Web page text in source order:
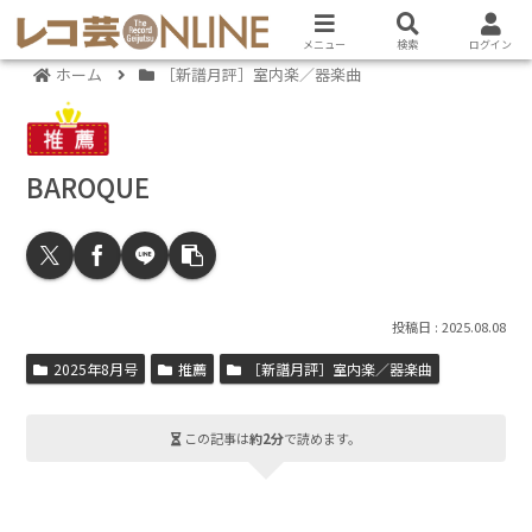
ホーム ［新譜月評］室内楽／器楽曲
BAROQUE
2025.08.08
2025年8月号 推薦 ［新譜月評］室内楽／器楽曲
この記事は約2分で読めます。
メニュー 検索 ログイン